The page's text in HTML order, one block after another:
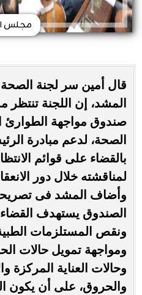
مجلس
قال أمين سر لجنة
المشد، إن اللجنة تنتظر
صندوق مواجهة الطوارئ
الصحة، لدعم مبادرة
بالقضاء على قوائم
لمناقشته خلال دور
وأضاف المشد فى
الصندوق يستهدف القضاء
ونقص المستلزمات
ومواجهة تمويل حالات
وحالات العناية المركزة
والحروق، على أن يكون